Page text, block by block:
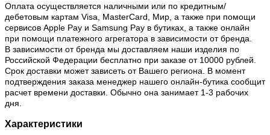
Оплата осуществляется наличными или по кредитным/
дебетовым картам Visa, MasterCard, Мир, а также при помощи
сервисов Apple Pay и Samsung Pay в бутиках, а также онлайн
при помощи платежного агрегатора в зависимости от бренда.
В зависимости от бренда мы доставляем наши изделия по
Российской Федерации бесплатно при заказе от 10000 рублей.
Срок доставки может зависеть от Вашего региона. В момент
подтверждения заказа менеджер нашего онлайн-бутика сообщит
расчет времени доставки. Обычно она занимает 1-3 рабочих
дня.
Характеристики